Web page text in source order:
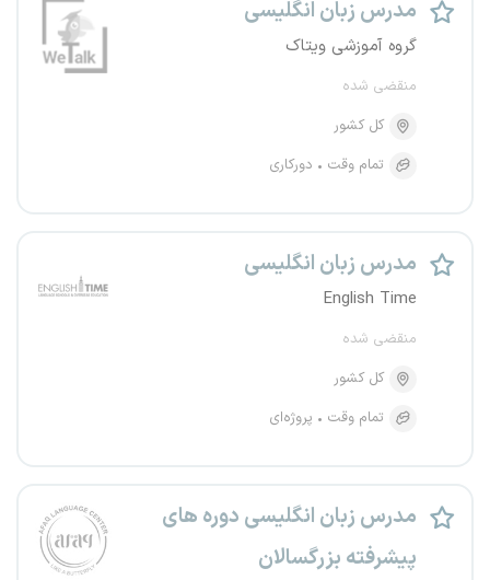
مدرس زبان انگلیسی
گروه آموزشی ویتاک
منقضی شده
کل کشور
تمام وقت
دورکاری
مدرس زبان انگلیسی
English Time
منقضی شده
کل کشور
تمام وقت
پروژه‌ای
مدرس زبان انگلیسی دوره های
پیشرفته بزرگسالان